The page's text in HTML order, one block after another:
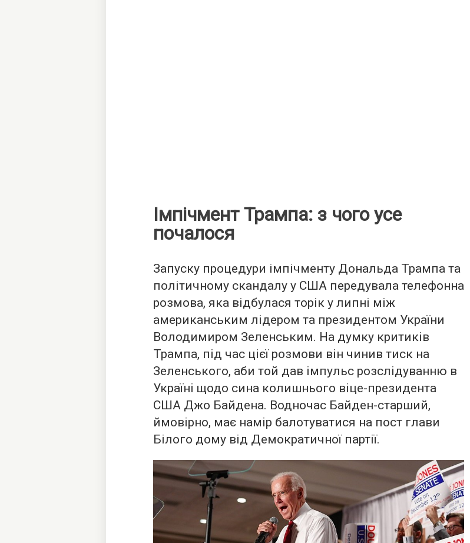
Імпічмент Трампа: з чого усе
почалося
Запуску процедури імпічменту Дональда Трампа та
політичному скандалу у США передувала телефонна
розмова, яка відбулася торік у липні між
американським лідером та президентом України
Володимиром Зеленським. На думку критиків
Трампа, під час цієї розмови він чинив тиск на
Зеленського, аби той дав імпульс розслідуванню в
Україні щодо сина колишнього віце-президента
США Джо Байдена. Водночас Байден-старший,
ймовірно, має намір балотуватися на пост глави
Білого дому від Демократичної партії.